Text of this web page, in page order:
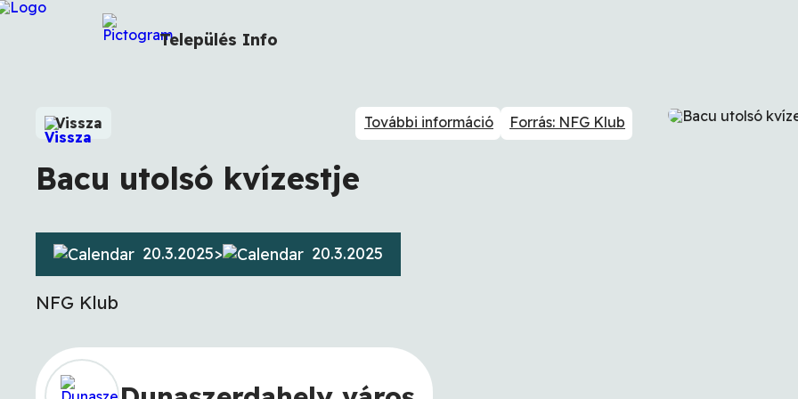
Település Info
Vissza További információ Forrás: NFG Klub
Bacu utolsó kvízestje
20.3.2025> 20.3.2025
NFG Klub